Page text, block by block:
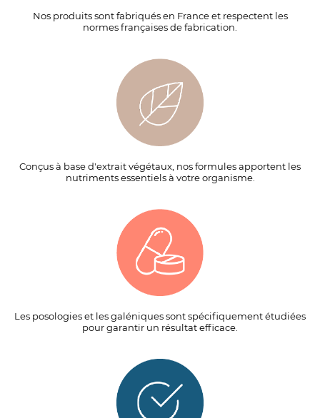
Nos produits sont fabriqués en France et respectent les
normes françaises de fabrication.
Conçus à base d'extrait végétaux, nos formules apportent les
nutriments essentiels à votre organisme.
Les posologies et les galéniques sont spécifiquement étudiées
pour garantir un résultat efficace.